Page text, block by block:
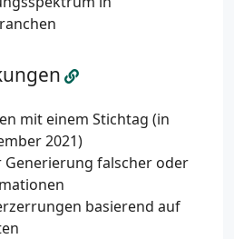
mit einem Stichtag (in
2021)
falscher oder
basierend auf